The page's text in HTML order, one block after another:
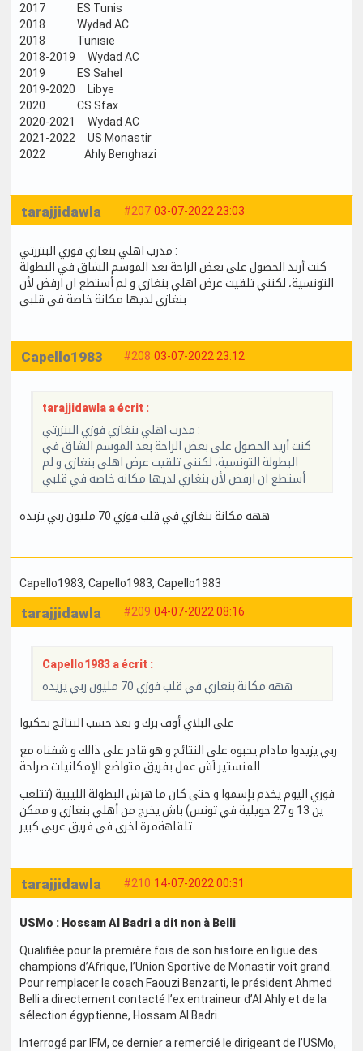
2017 ES Tunis
2018 Wydad AC
2018 Tunisie
2018-2019 Wydad AC
2019 ES Sahel
2019-2020 Libye
2020 CS Sfax
2020-2021 Wydad AC
2021-2022 US Monastir
2022 Ahly Benghazi
#207 03-07-2022 23:03
tarajjidawla
مدرب اهلي بنغازي فوزي البنزرتي :
كنت أريد الحصول على بعض الراحة بعد الموسم الشاق في البطولة
التونسية، لكنني تلقيت عرض اهلي بنغازي و لم أستطع ان ارفض لأن
بنغازي لديها مكانة خاصة في قلبي
#208 03-07-2022 23:12
Capello1983
tarajjidawla a écrit :
مدرب اهلي بنغازي فوزي البنزرتي :
كنت أريد الحصول على بعض الراحة بعد الموسم الشاق في
البطولة التونسية، لكنني تلقيت عرض اهلي بنغازي و لم
أستطع ان ارفض لأن بنغازي لديها مكانة خاصة في قلبي
ههه مكانة بنغازي في قلب فوزي 70 مليون ربي يزيده
Capello1983, Capello1983, Capello1983
#209 04-07-2022 08:16
tarajjidawla
Capello1983 a écrit :
ههه مكانة بنغازي في قلب فوزي 70 مليون ربي يزيده
على البلاي أوف برك و بعد حسب النتائج نحكيوا
ربي يزيدوا مادام يحبوه على النتائج و هو قادر على ذالك و شفناه مع
المنستير ٱش عمل بفريق متواضع الإمكانيات صراحة
فوزي اليوم يخدم بإسموا و حتى كان ما هزش البطولة الليبية (تتلعب
ين 13 و 27 جويلية في تونس) باش يخرج من أهلي بنغازي و ممكن
تلقاهةمرة اخرى في فريق عربي كبير
#210 14-07-2022 00:31
tarajjidawla
USMo : Hossam Al Badri a dit non à Belli
Qualifiée pour la première fois de son histoire en ligue des
champions d’Afrique, l’Union Sportive de Monastir voit grand.
Pour remplacer le coach Faouzi Benzarti, le président Ahmed
Belli a directement contacté l’ex entraineur d’Al Ahly et de la
sélection égyptienne, Hossam Al Badri.
Interrogé par IFM, ce dernier a remercié le dirigeant de l’USMo,